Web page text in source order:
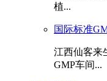
植...
国际标准
江西仙客来
GMP车间...